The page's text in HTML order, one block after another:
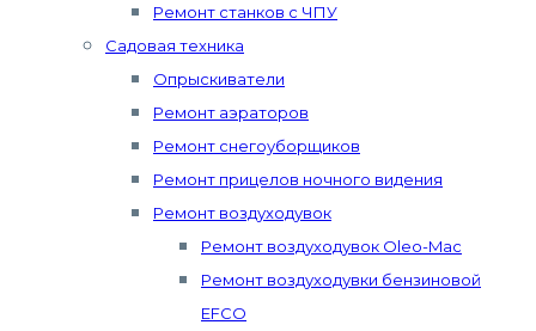
Ремонт станков с ЧПУ
Садовая техника
Опрыскиватели
Ремонт аэраторов
Ремонт снегоуборщиков
Ремонт прицелов ночного видения
Ремонт воздуходувок
Ремонт воздуходувок Oleo-Mac
Ремонт воздуходувки бензиновой
EFCO